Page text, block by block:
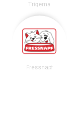
Trigema
Fressnapf